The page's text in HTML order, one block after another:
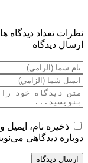
نظرات تعداد ديدگاه
ارسال ديدگاه
ذخیره نام،
دوباره دیدگاهی